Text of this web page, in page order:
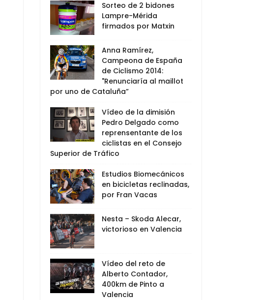
Sorteo de 2 bidones
Lampre-Mérida
firmados por Matxin
Anna Ramírez,
Campeona de España
de Ciclismo 2014:
"Renunciaría al maillot
por uno de Cataluña”
Vídeo de la dimisión
Pedro Delgado como
reprensentante de los
ciclistas en el Consejo
Superior de Tráfico
Estudios Biomecánicos
en bicicletas reclinadas,
por Fran Vacas
Nesta – Skoda Alecar,
victorioso en Valencia
Vídeo del reto de
Alberto Contador,
400km de Pinto a
Valencia